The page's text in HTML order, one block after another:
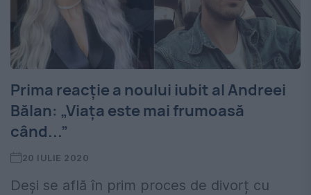
Prima reacție a noului iubit al Andreei
Bălan: „Viața este mai frumoasă
când...”
20 IULIE 2020
Deși se află în prim proces de divorț cu